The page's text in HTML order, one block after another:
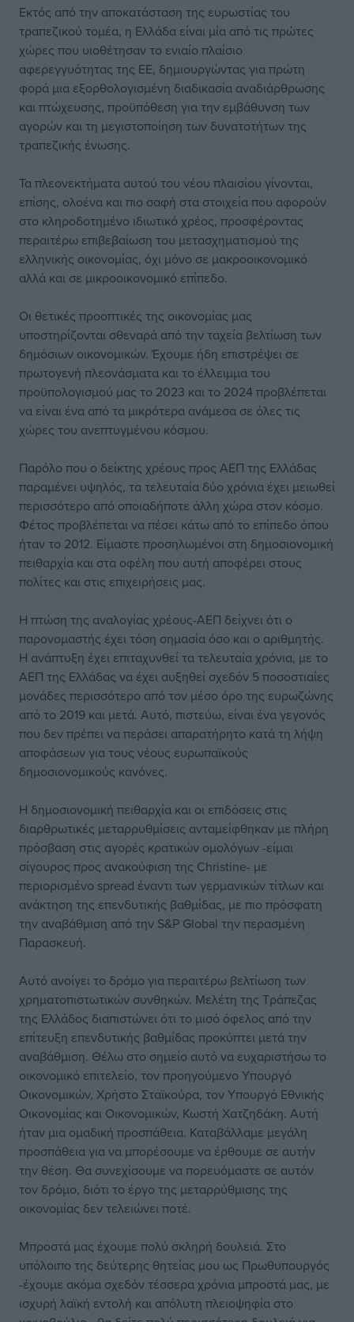
Εκτός από την αποκατάσταση της ευρωστίας του
τραπεζικού τομέα, η Ελλάδα είναι μία από τις πρώτες
χώρες που υιοθέτησαν το ενιαίο πλαίσιο
αφερεγγυότητας της ΕΕ, δημιουργώντας για πρώτη
φορά μια εξορθολογισμένη διαδικασία αναδιάρθρωσης
και πτώχευσης, προϋπόθεση για την εμβάθυνση των
αγορών και τη μεγιστοποίηση των δυνατοτήτων της
τραπεζικής ένωσης.
Τα πλεονεκτήματα αυτού του νέου πλαισίου γίνονται,
επίσης, ολοένα και πιο σαφή στα στοιχεία που αφορούν
στο κληροδοτημένο ιδιωτικό χρέος, προσφέροντας
περαιτέρω επιβεβαίωση του μετασχηματισμού της
ελληνικής οικονομίας, όχι μόνο σε μακροοικονομικό
αλλά και σε μικροοικονομικό επίπεδο.
Οι θετικές προοπτικές της οικονομίας μας
υποστηρίζονται σθεναρά από την ταχεία βελτίωση των
δημόσιων οικονομικών. Έχουμε ήδη επιστρέψει σε
πρωτογενή πλεονάσματα και το έλλειμμα του
προϋπολογισμού μας το 2023 και το 2024 προβλέπεται
να είναι ένα από τα μικρότερα ανάμεσα σε όλες τις
χώρες του ανεπτυγμένου κόσμου.
Παρόλο που ο δείκτης χρέους προς ΑΕΠ της Ελλάδας
παραμένει υψηλός, τα τελευταία δύο χρόνια έχει μειωθεί
περισσότερο από οποιαδήποτε άλλη χώρα στον κόσμο.
Φέτος προβλέπεται να πέσει κάτω από το επίπεδο όπου
ήταν το 2012. Είμαστε προσηλωμένοι στη δημοσιονομική
πειθαρχία και στα οφέλη που αυτή αποφέρει στους
πολίτες και στις επιχειρήσεις μας.
Η πτώση της αναλογίας χρέους-ΑΕΠ δείχνει ότι ο
παρονομαστής έχει τόση σημασία όσο και ο αριθμητής.
Η ανάπτυξη έχει επιταχυνθεί τα τελευταία χρόνια, με το
ΑΕΠ της Ελλάδας να έχει αυξηθεί σχεδόν 5 ποσοστιαίες
μονάδες περισσότερο από τον μέσο όρο της ευρωζώνης
από το 2019 και μετά. Αυτό, πιστεύω, είναι ένα γεγονός
που δεν πρέπει να περάσει απαρατήρητο κατά τη λήψη
αποφάσεων για τους νέους ευρωπαϊκούς
δημοσιονομικούς κανόνες.
Η δημοσιονομική πειθαρχία και οι επιδόσεις στις
διαρθρωτικές μεταρρυθμίσεις ανταμείφθηκαν με πλήρη
πρόσβαση στις αγορές κρατικών ομολόγων -είμαι
σίγουρος προς ανακούφιση της Christine- με
περιορισμένο spread έναντι των γερμανικών τίτλων και
ανάκτηση της επενδυτικής βαθμίδας, με πιο πρόσφατη
την αναβάθμιση από την S&P Global την περασμένη
Παρασκευή.
Αυτό ανοίγει το δρόμο για περαιτέρω βελτίωση των
χρηματοπιστωτικών συνθηκών. Μελέτη της Τράπεζας
της Ελλάδος διαπιστώνει ότι το μισό όφελος από την
επίτευξη επενδυτικής βαθμίδας προκύπτει μετά την
αναβάθμιση. Θέλω στο σημείο αυτό να ευχαριστήσω το
οικονομικό επιτελείο, τον προηγούμενο Υπουργό
Οικονομικών, Χρήστο Σταϊκούρα, τον Υπουργό Εθνικής
Οικονομίας και Οικονομικών, Κωστή Χατζηδάκη. Αυτή
ήταν μια ομαδική προσπάθεια. Καταβάλλαμε μεγάλη
προσπάθεια για να μπορέσουμε να έρθουμε σε αυτήν
την θέση. Θα συνεχίσουμε να πορευόμαστε σε αυτόν
τον δρόμο, διότι το έργο της μεταρρύθμισης της
οικονομίας δεν τελειώνει ποτέ.
Μπροστά μας έχουμε πολύ σκληρή δουλειά. Στο
υπόλοιπο της δεύτερης θητείας μου ως Πρωθυπουργός
-έχουμε ακόμα σχεδόν τέσσερα χρόνια μπροστά μας, με
ισχυρή λαϊκή εντολή και απόλυτη πλειοψηφία στο